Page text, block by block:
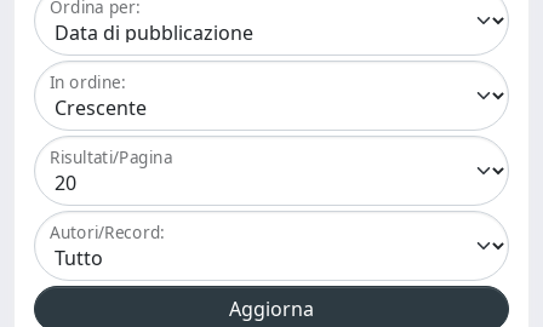
Ordina per:
In ordine:
Risultati/Pagina
Autori/Record: